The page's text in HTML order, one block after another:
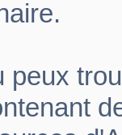
peux